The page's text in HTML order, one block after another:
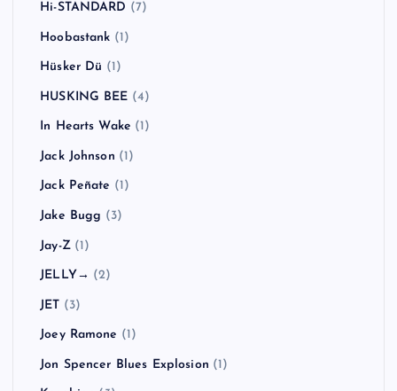
Hi-STANDARD (7)
Hoobastank (1)
Hüsker Dü (1)
HUSKING BEE (4)
In Hearts Wake (1)
Jack Johnson (1)
Jack Peñate (1)
Jake Bugg (3)
Jay-Z(1)
JELLY→ (2)
JET (3)
Joey Ramone (1)
Jon Spencer Blues Explosion (1)